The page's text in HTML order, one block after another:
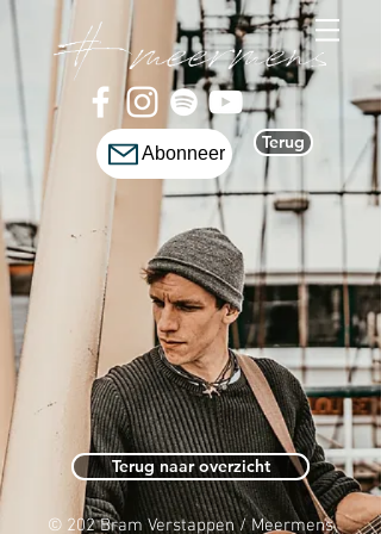
Abonneer
Terug
Terug naar overzicht
© 202 Bram Verstappen / Meermens